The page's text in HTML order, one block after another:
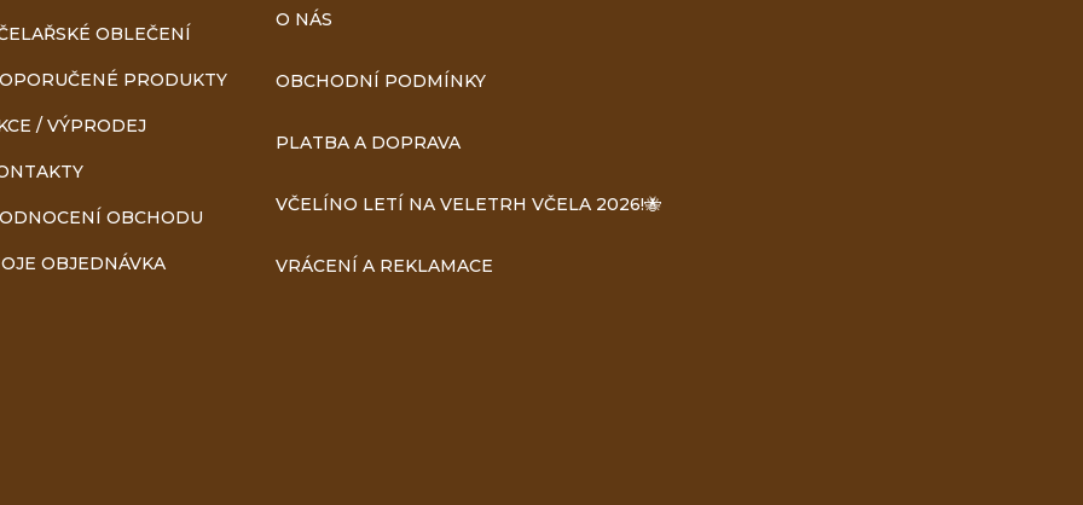
OBLEČENÍ
PRODUKTY
/ VÝPRODEJ
OBCHODU
OBJEDNÁVKA
O NÁS
OBCHODNÍ PODMÍNKY
PLATBA A DOPRAVA
VČELÍNO LETÍ NA VELETRH VČELA 2026!🐝
VRÁCENÍ A REKLAMACE